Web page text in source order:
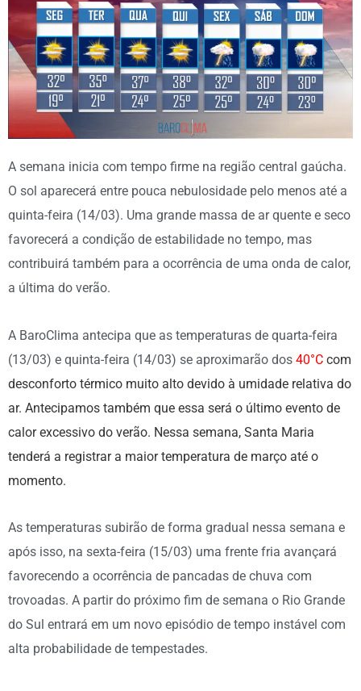
A semana inicia com tempo firme na região central gaúcha.
O sol aparecerá entre pouca nebulosidade pelo menos até a
quinta-feira (14/03). Uma grande massa de ar quente e seco
favorecerá a condição de estabilidade no tempo, mas
contribuirá também para a ocorrência de uma onda de calor,
a última do verão.
A BaroClima antecipa que as temperaturas de quarta-feira
(13/03) e quinta-feira (14/03) se aproximarão dos 40°C com
desconforto térmico muito alto devido à umidade relativa do
ar. Antecipamos também que essa será o último evento de
calor excessivo do verão. Nessa semana, Santa Maria
tenderá a registrar a maior temperatura de março até o
momento.
As temperaturas subirão de forma gradual nessa semana e
após isso, na sexta-feira (15/03) uma frente fria avançará
favorecendo a ocorrência de pancadas de chuva com
trovoadas. A partir do próximo fim de semana o Rio Grande
do Sul entrará em um novo episódio de tempo instável com
alta probabilidade de tempestades.